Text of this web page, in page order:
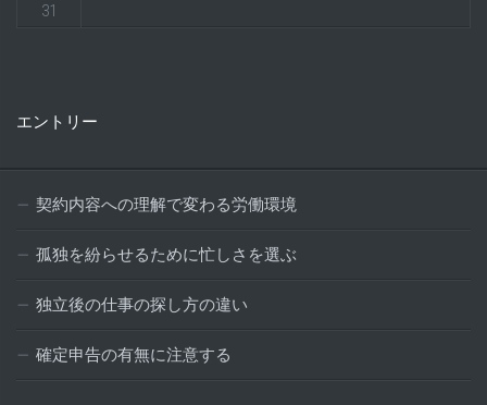
31
エントリー
契約内容への理解で変わる労働環境
孤独を紛らせるために忙しさを選ぶ
独立後の仕事の探し方の違い
確定申告の有無に注意する